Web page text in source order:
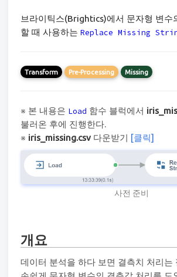
브라이틱스(Brightics)에서 문자형 변수
할 때 사용하는 Replace Missing
Transform Pre-Processing Missing
※ 본 내용은 Load 함수 블럭에서
불러온 후에 진행한다.
※ iris_missing.csv 다운받기 [클릭]
사전 준비
개요
데이터 분석을 하다 보면 결측치 처리는